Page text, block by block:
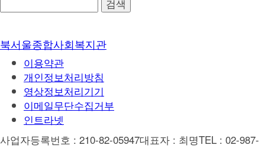
북서울종합사회복지관
이용약관
개인정보처리방침
영상정보처리기기
이메일무단수집거부
인트라넷
사업자등록번호 : 210-82-05947대표자 : 최명TEL : 02-987-